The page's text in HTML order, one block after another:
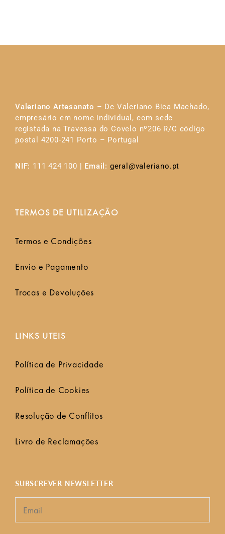
Valeriano Artesanato – De Valeriano Bica Machado,
empresário em nome individual, com sede
registada na Travessa do Covelo nº206 R/C código
postal 4200-241 Porto – Portugal
NIF: 111 424 100 | Email: geral@valeriano.pt
TERMOS DE UTILIZAÇÃO
Termos e Condições
Envio e Pagamento
Trocas e Devoluções
LINKS UTEIS
Política de Privacidade
Política de Cookies
Resolução de Conflitos
Livro de Reclamações
SUBSCREVER NEWSLETTER